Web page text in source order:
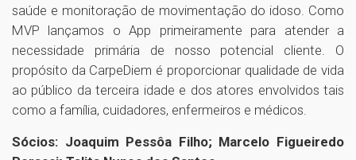
saúde e monitoração de movimentação do idoso. Como
MVP lançamos o App primeiramente para atender a
necessidade primária de nosso potencial cliente. O
propósito da CarpeDiem é proporcionar qualidade de vida
ao público da terceira idade e dos atores envolvidos tais
como a família, cuidadores, enfermeiros e médicos.
Sócios: Joaquim Pessôa Filho; Marcelo Figueiredo